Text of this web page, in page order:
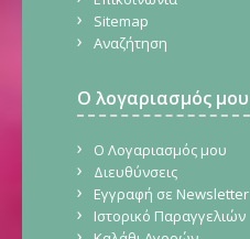
Sitemap
Αναζήτηση
Ο λογαριασμός μου
Ο Λογαριασμός μου
Διευθύνσεις
Εγγραφή σε Newsletter
Ιστορικό Παραγγελιών